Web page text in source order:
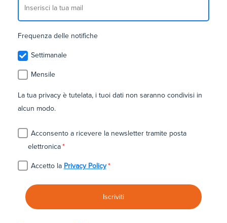
Frequenza delle notifiche
Settimanale
Mensile
La tua privacy è tutelata, i tuoi dati non saranno condivisi in
alcun modo.
Acconsento a ricevere la newsletter tramite posta
elettronica*
Accetto la Privacy Policy *